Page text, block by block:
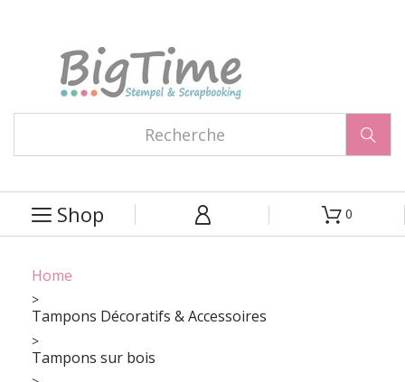

 Shop   0
Home
Tampons Décoratifs & Accessoires
Tampons sur bois